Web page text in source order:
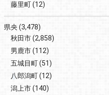
藤里町(12)
県央 (3,478)
秋田市(2,858)
男鹿市(112)
五城目町(51)
八郎潟町(12)
潟上市(140)